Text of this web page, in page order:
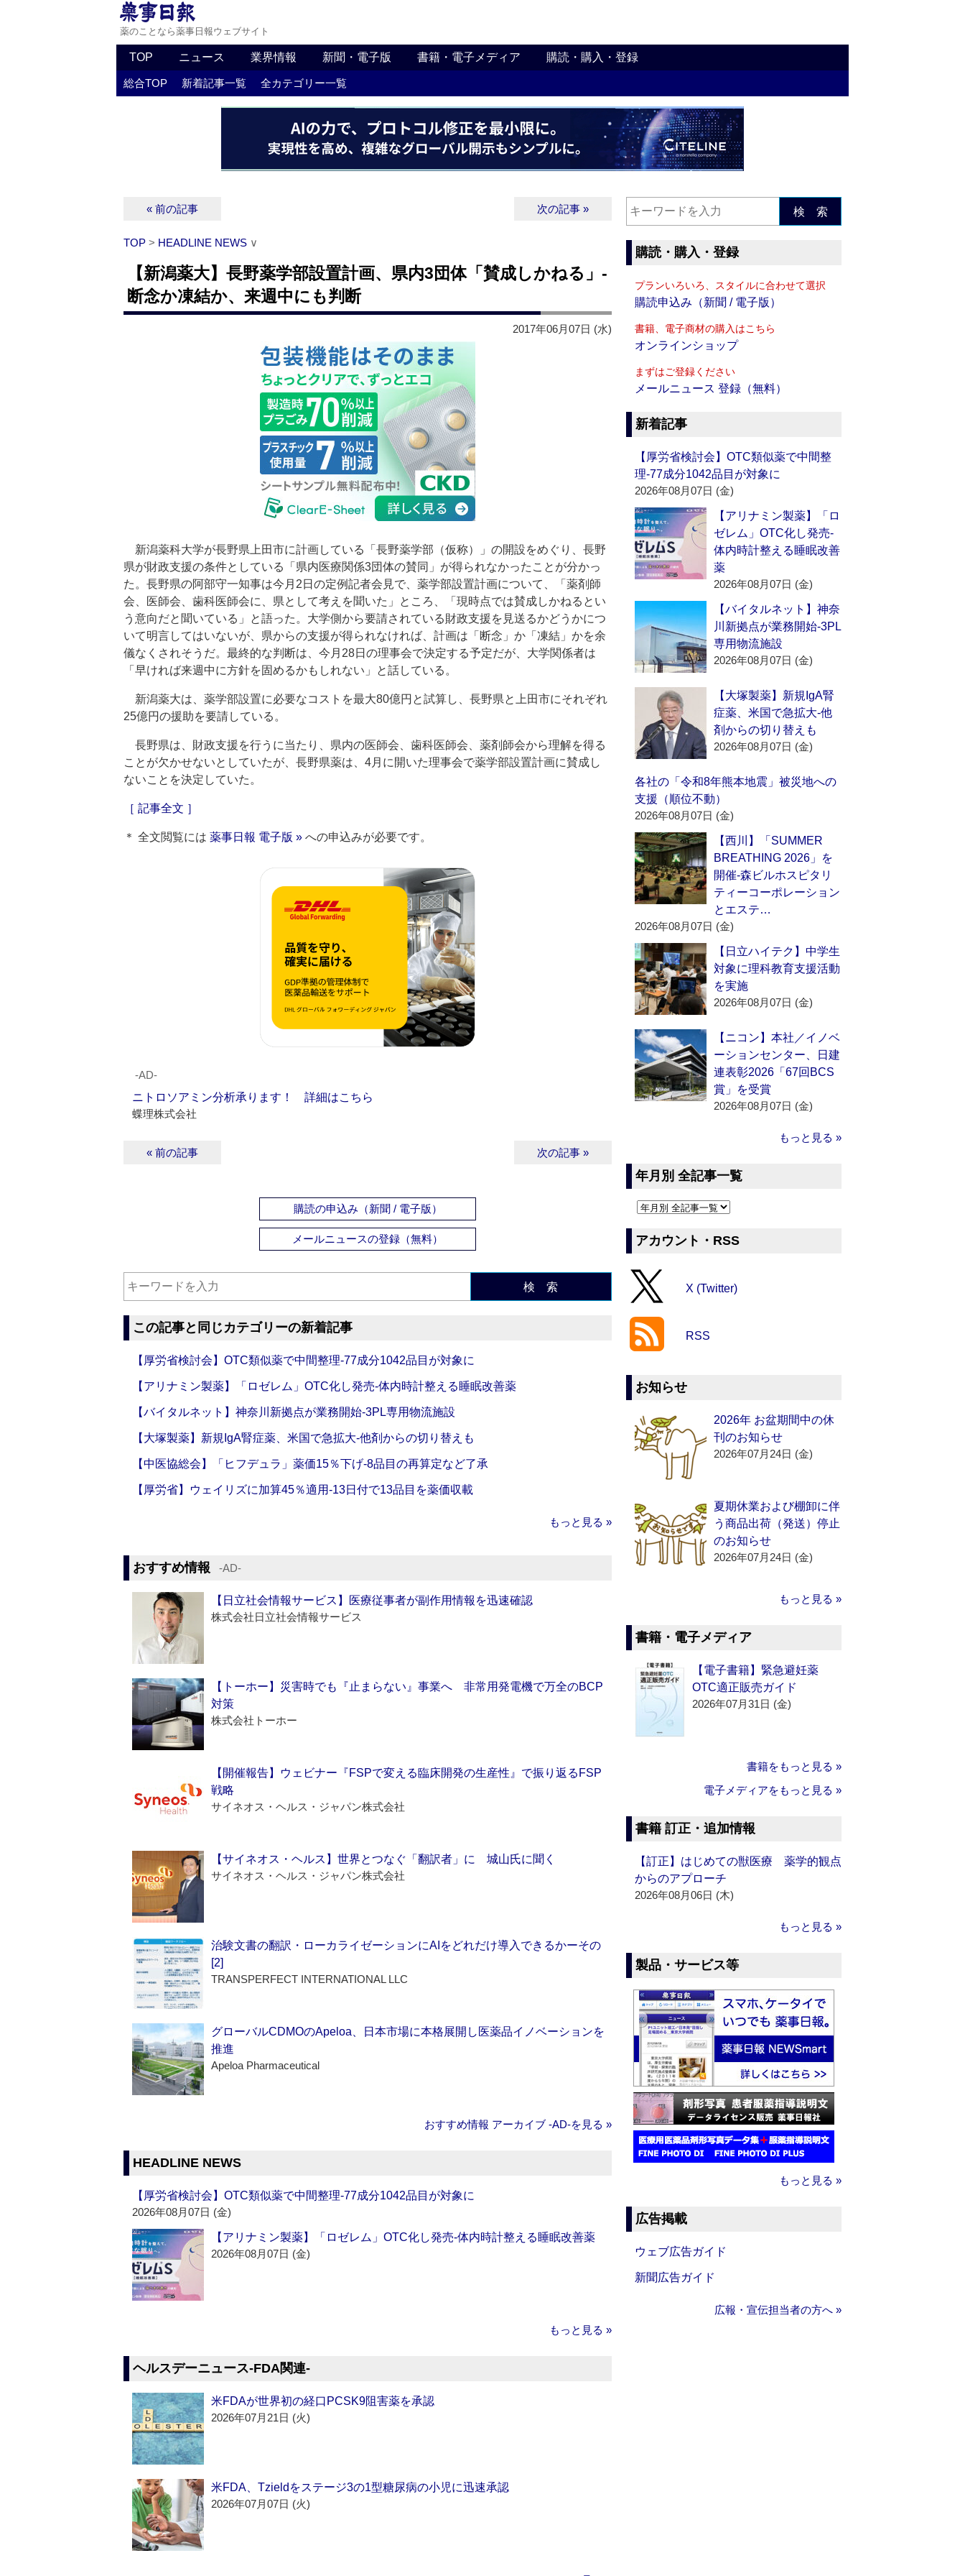
薬のことなら薬事日報ウェブサイト
TOP ニュース 業界情報 新聞・電子版 書籍・電子メディア 購読・購入・登録
総合TOP 新着記事一覧 全カテゴリー一覧
« 前の記事 次の記事 »
TOP > HEADLINE NEWS ∨
【新潟薬大】長野薬学部設置計画、県内3団体「賛成しかねる」‐
断念か凍結か、来週中にも判断
2017年06月07日 (水)
新潟薬科大学が長野県上田市に計画している「長野薬学部（仮称）」の開設をめぐり、長野
県が財政支援の条件としている「県内医療関係3団体の賛同」が得られなかったことが分かっ
た。長野県の阿部守一知事は今月2日の定例記者会見で、薬学部設置計画について、「薬剤師
会、医師会、歯科医師会に、県として考えを聞いた」ところ、「現時点では賛成しかねるとい
う意向だと聞いている」と語った。大学側から要請されている財政支援を見送るかどうかにつ
いて明言してはいないが、県からの支援が得られなければ、計画は「断念」か「凍結」かを余
儀なくされそうだ。最終的な判断は、今月28日の理事会で決定する予定だが、大学関係者は
「早ければ来週中に方針を固めるかもしれない」と話している。
新潟薬大は、薬学部設置に必要なコストを最大80億円と試算し、長野県と上田市にそれぞれ
25億円の援助を要請している。
長野県は、財政支援を行うに当たり、県内の医師会、歯科医師会、薬剤師会から理解を得る
ことが欠かせないとしていたが、長野県薬は、4月に開いた理事会で薬学部設置計画に賛成し
ないことを決定していた。
［ 記事全文 ］
＊ 全文閲覧には 薬事日報 電子版 » への申込みが必要です。
‐AD‐
ニトロソアミン分析承ります！ 詳細はこちら
蝶理株式会社
« 前の記事 次の記事 »
購読の申込み（新聞 / 電子版）
メールニュースの登録（無料）
検 索
この記事と同じカテゴリーの新着記事
【厚労省検討会】OTC類似薬で中間整理‐77成分1042品目が対象に
【アリナミン製薬】「ロゼレム」OTC化し発売‐体内時計整える睡眠改善薬
【バイタルネット】神奈川新拠点が業務開始‐3PL専用物流施設
【大塚製薬】新規IgA腎症薬、米国で急拡大‐他剤からの切り替えも
【中医協総会】「ヒフデュラ」薬価15％下げ‐8品目の再算定など了承
【厚労省】ウェイリズに加算45％適用‐13日付で13品目を薬価収載
もっと見る »
おすすめ情報 ‐AD‐
【日立社会情報サービス】医療従事者が副作用情報を迅速確認
株式会社日立社会情報サービス
【トーホー】災害時でも『止まらない』事業へ 非常用発電機で万全のBCP
対策
株式会社トーホー
【開催報告】ウェビナー『FSPで変える臨床開発の生産性』で振り返るFSP
戦略
サイネオス・ヘルス・ジャパン株式会社
【サイネオス・ヘルス】世界とつなぐ「翻訳者」に 城山氏に聞く
サイネオス・ヘルス・ジャパン株式会社
治験文書の翻訳・ローカライゼーションにAIをどれだけ導入できるかーその
[2]
TRANSPERFECT INTERNATIONAL LLC
グローバルCDMOのApeloa、日本市場に本格展開し医薬品イノベーションを
推進
Apeloa Pharmaceutical
おすすめ情報 アーカイブ ‐AD‐を見る »
HEADLINE NEWS
【厚労省検討会】OTC類似薬で中間整理‐77成分1042品目が対象に
2026年08月07日 (金)
【アリナミン製薬】「ロゼレム」OTC化し発売‐体内時計整える睡眠改善薬
2026年08月07日 (金)
もっと見る »
ヘルスデーニュース‐FDA関連‐
米FDAが世界初の経口PCSK9阻害薬を承認
2026年07月21日 (火)
米FDA、Tzieldをステージ3の1型糖尿病の小児に迅速承認
2026年07月07日 (火)
検 索
購読・購入・登録
プランいろいろ、スタイルに合わせて選択
購読申込み（新聞 / 電子版）
書籍、電子商材の購入はこちら
オンラインショップ
まずはご登録ください
メールニュース 登録（無料）
新着記事
【厚労省検討会】OTC類似薬で中間整
理‐77成分1042品目が対象に
2026年08月07日 (金)
【アリナミン製薬】「ロ
ゼレム」OTC化し発売‐
体内時計整える睡眠改善
薬
2026年08月07日 (金)
【バイタルネット】神奈
川新拠点が業務開始‐3PL
専用物流施設
2026年08月07日 (金)
【大塚製薬】新規IgA腎
症薬、米国で急拡大‐他
剤からの切り替えも
2026年08月07日 (金)
各社の「令和8年熊本地震」被災地への
支援（順位不動）
2026年08月07日 (金)
【西川】「SUMMER
BREATHING 2026」を
開催‐森ビルホスピタリ
ティーコーポレーション
とエステ…
2026年08月07日 (金)
【日立ハイテク】中学生
対象に理科教育支援活動
を実施
2026年08月07日 (金)
【ニコン】本社／イノベ
ーションセンター、日建
連表彰2026「67回BCS
賞」を受賞
2026年08月07日 (金)
もっと見る »
年月別 全記事一覧
アカウント・RSS
X (Twitter)
RSS
お知らせ
2026年 お盆期間中の休
刊のお知らせ
2026年07月24日 (金)
夏期休業および棚卸に伴
う商品出荷（発送）停止
のお知らせ
2026年07月24日 (金)
もっと見る »
書籍・電子メディア
【電子書籍】緊急避妊薬
OTC適正販売ガイド
2026年07月31日 (金)
書籍をもっと見る »
電子メディアをもっと見る »
書籍 訂正・追加情報
【訂正】はじめての獣医療 薬学的観点
からのアプローチ
2026年08月06日 (木)
もっと見る »
製品・サービス等
もっと見る »
広告掲載
ウェブ広告ガイド
新聞広告ガイド
広報・宣伝担当者の方へ »